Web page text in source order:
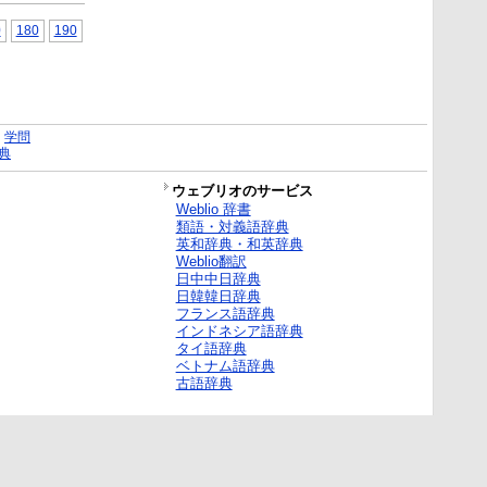
180
190
学問
ウェブリオのサービス
Weblio 辞書
類語・対義語辞典
英和辞典・和英辞典
Weblio翻訳
日中中日辞典
日韓韓日辞典
フランス語辞典
インドネシア語辞典
タイ語辞典
ベトナム語辞典
古語辞典